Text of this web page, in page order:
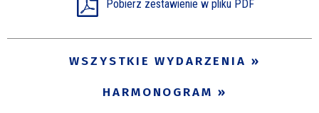
Pobierz zestawienie w pliku PDF
WSZYSTKIE WYDARZENIA
HARMONOGRAM